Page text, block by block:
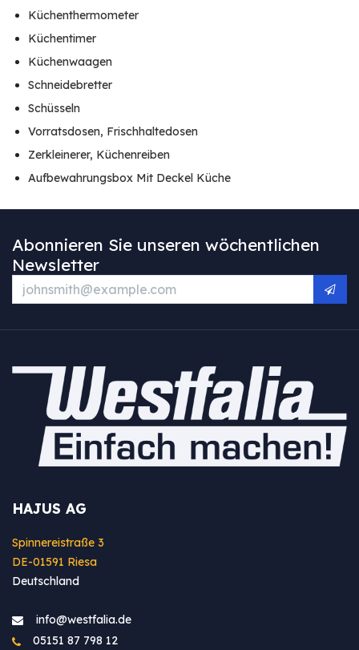
Küchenthermometer
Küchentimer
Küchenwaagen
Schneidebretter
Schüsseln
Vorratsdosen, Frischhaltedosen
Zerkleinerer, Küchenreiben
Aufbewahrungsbox Mit Deckel Küche
Abonnieren Sie unseren wöchentlichen
Newsletter
HAJUS AG
Spinnereistraße 3
DE-01591 Riesa
Deutschland
info@westfa​lia.de
05151 87 798 12